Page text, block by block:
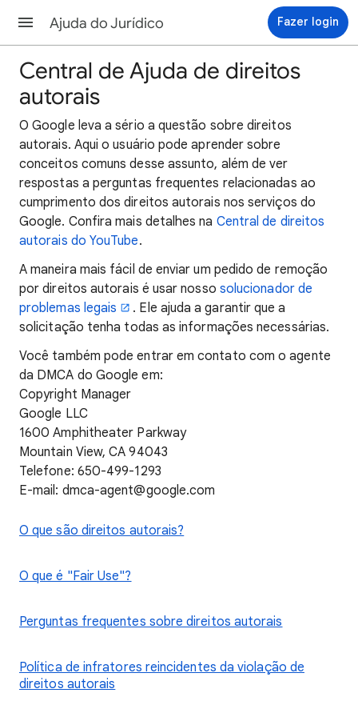
Ajuda do Jurídico Fazer login
Central de Ajuda de direitos
autorais
O Google leva a sério a questão sobre direitos
autorais. Aqui o usuário pode aprender sobre
conceitos comuns desse assunto, além de ver
respostas a perguntas frequentes relacionadas ao
cumprimento dos direitos autorais nos serviços do
Google. Confira mais detalhes na Central de direitos
autorais do YouTube.
A maneira mais fácil de enviar um pedido de remoção
por direitos autorais é usar nosso solucionador de
problemas legais
. Ele ajuda a garantir que a
solicitação tenha todas as informações necessárias.
Você também pode entrar em contato com o agente
da DMCA do Google em:
Copyright Manager
Google LLC
1600 Amphitheater Parkway
Mountain View, CA 94043
Telefone: 650-499-1293
E-mail: dmca-agent@google.com
O que são direitos autorais?
O que é "Fair Use"?
Perguntas frequentes sobre direitos autorais
Política de infratores reincidentes da violação de
direitos autorais